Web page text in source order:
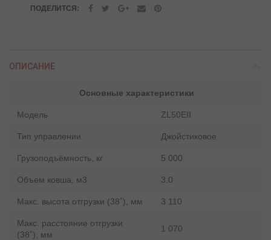
ПОДЕЛИТСЯ
ОПИСАНИЕ
Основные характеристики
Модель ZL50EII
Тип управлении Джойстиковое
Грузоподъёмность, кг 5 000
Объем ковша, м3 3.0
Макс. высота отгрузки (38˚), мм 3 110
Макс. расстояние отгрузки
(38˚), мм
1 070